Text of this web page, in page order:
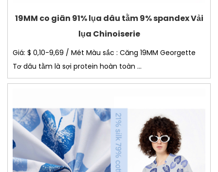
19MM co giãn 91% lụa dâu tằm 9% spandex Vải
lụa Chinoiserie
Giá: $ 0,10-9,69 / Mét Màu sắc : Căng 19MM Georgette
Tơ dâu tằm là sợi protein hoàn toàn ...